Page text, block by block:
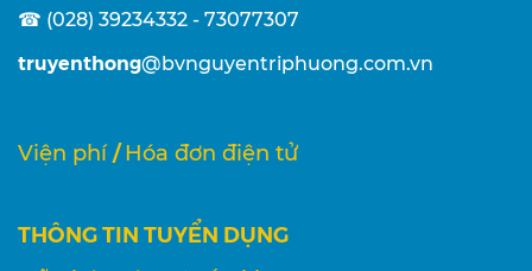
☎ (028) 39234332 - 73077307
truyenthong@bvnguyentriphuong.com.vn
Viện phí / Hóa đơn điện tử
THÔNG TIN TUYỂN DỤNG